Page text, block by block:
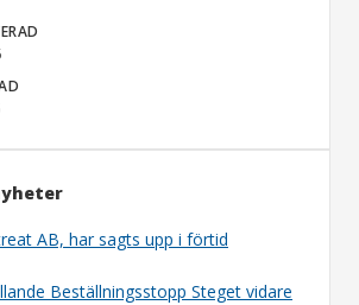
AB, har sagts upp i förtid
Beställningsstopp Steget vidare